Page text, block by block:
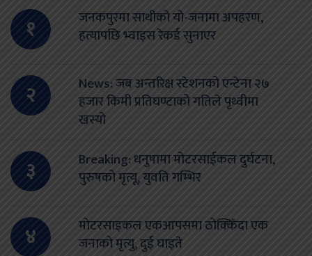
१
जनकपुरमा साथीको यो-जनामा अपहरण,
हत्यापछि भ्वाइस रेकर्ड सुनाएर
२
News: जब अन्तरिक्ष स्टेशनको एन्टेना २७
हजार किमी प्रतिघण्टाको गतिले पृथ्वीमा
खस्यो
३
Breaking: धनुषामा मोटरसाईकल दुर्घटना,
पुरुषको मृत्यू, युवति गम्भिर
४
मोटरसाइकल एकआपसमा ठोक्किँदा एक
जनाको मृत्यु, दुई घाइते